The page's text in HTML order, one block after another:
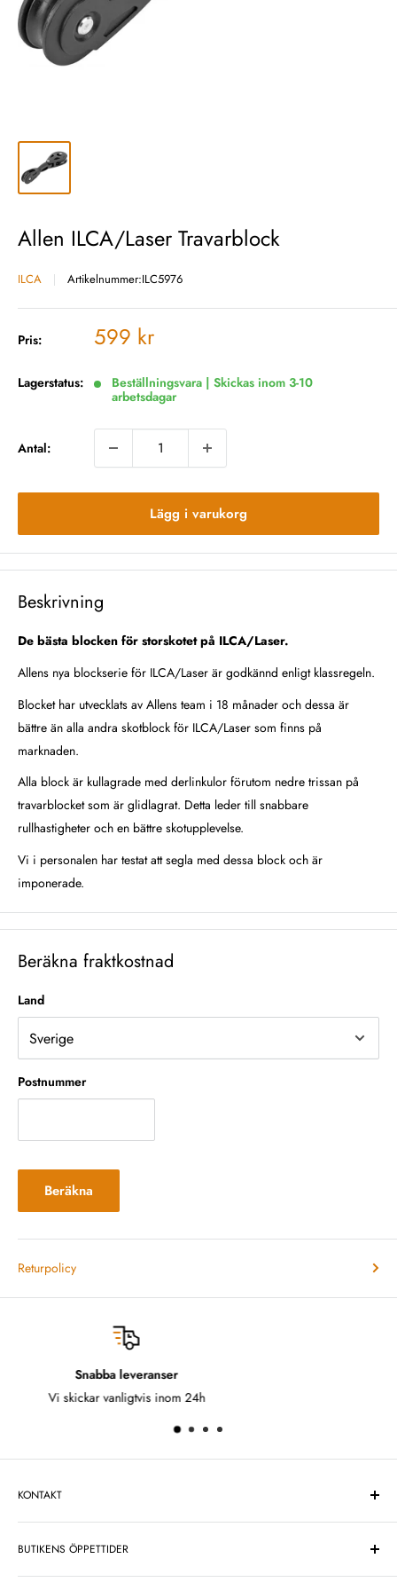
Allen ILCA/Laser Travarblock
ILCA Artikelnummer:ILC5976
Pris: Vårt
599 kr
Lagerstatus:
Beställningsvara | Skickas inom 3-10
arbetsdagar
Antal:
Lägg i varukorg
Beskrivning
De bästa blocken för storskotet på ILCA/Laser.
Allens nya blockserie för ILCA/Laser är godkännd enligt klassregeln.
Blocket har utvecklats av Allens team i 18 månader och dessa är
bättre än alla andra skotblock för ILCA/Laser som finns på
marknaden.
Alla block är kullagrade med derlinkulor förutom nedre trissan på
travarblocket som är glidlagrat. Detta leder till snabbare
rullhastigheter och en bättre skotupplevelse.
Vi i personalen har testat att segla med dessa block och är
imponerade.
Beräkna fraktkostnad
Land
Postnummer
Beräkna
Returpolicy
KONTAKT
One Design Center Sweden AB
Telefonnummer:
BUTIKENS ÖPPETTIDER
Midsommarafton: Stängt